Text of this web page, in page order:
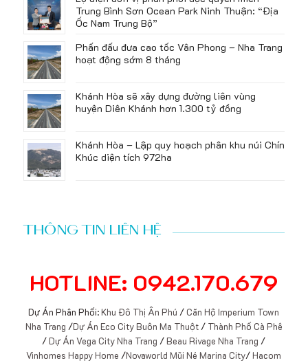
Trung Bình Sơn Ocean Park Ninh Thuận: “Địa
Ốc Nam Trung Bộ”
Phấn đấu đưa cao tốc Vân Phong – Nha Trang
hoạt động sớm 8 tháng
Khánh Hòa sẽ xây dựng đường liên vùng
huyện Diên Khánh hơn 1.300 tỷ đồng
Khánh Hòa – Lập quy hoạch phân khu núi Chín
Khúc diện tích 972ha
THÔNG TIN LIÊN HỆ
HOTLINE: 0942.170.679
Dự Án Phân Phối:Khu Đô Thị Ân Phú /Căn Hộ Imperium Town
Nha Trang /Dự Án Eco City Buôn Ma Thuột/ Thành Phố Cà Phê
/Dự Án Vega City Nha Trang /Beau Rivage Nha Trang /
Vinhomes Happy Home /Novaworld Mũi Né Marina City/Hacom